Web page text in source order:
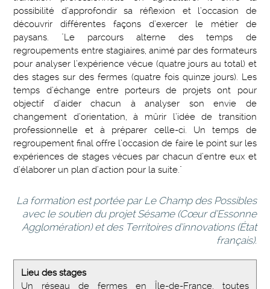
possibilité d’approfondir sa réflexion et l’occasion de
découvrir différentes façons d’exercer le métier de
paysans. "Le parcours alterne des temps de
regroupements entre stagiaires, animé par des formateurs
pour analyser l’expérience vécue (quatre jours au total) et
des stages sur des fermes (quatre fois quinze jours). Les
temps d’échange entre porteurs de projets ont pour
objectif d’aider chacun à analyser son envie de
changement d’orientation, à mûrir l’idée de transition
professionnelle et à préparer celle-ci. Un temps de
regroupement final offre l’occasion de faire le point sur les
expériences de stages vécues par chacun d’entre eux et
d’élaborer un plan d’action pour la suite."
La formation est portée par Le Champ des Possibles
avec le soutien du projet Sésame (Cœur d’Essonne
Agglomération) et des Territoires d’innovations (État
français).
Lieu des stages
Un réseau de fermes en Île-de-France, toutes